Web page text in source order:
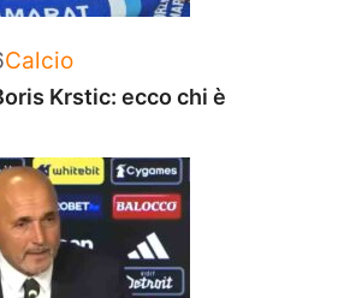
Categorie
Calcio
Krstic: ecco chi è